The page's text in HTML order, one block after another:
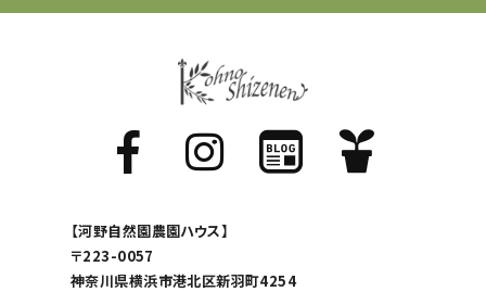
【河野自然園農園ハウス】
〒223-0057
神奈川県横浜市港北区新羽町4254